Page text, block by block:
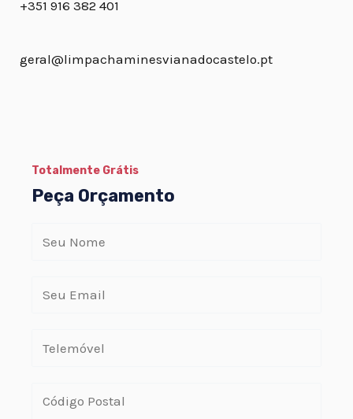
+351 916 382 401
geral@limpachaminesvianadocastelo.pt
Totalmente Grátis
Peça Orçamento